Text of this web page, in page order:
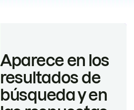
Aparece en los
resultados de
búsqueda y en